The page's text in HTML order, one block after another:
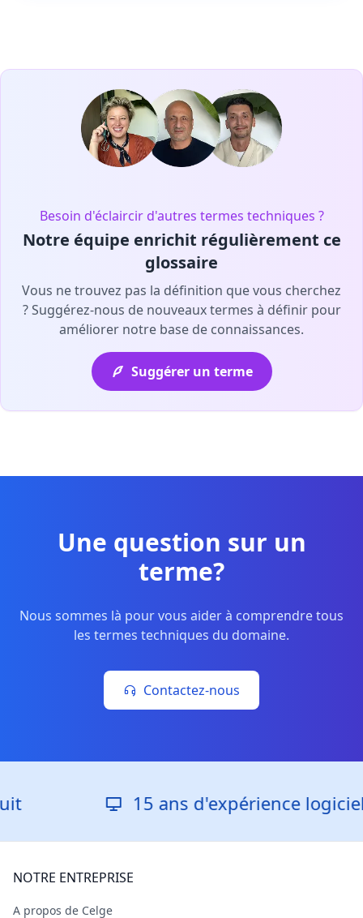
Besoin d'éclaircir d'autres termes techniques ?
Notre équipe enrichit régulièrement ce
glossaire
Vous ne trouvez pas la définition que vous cherchez
? Suggérez-nous de nouveaux termes à définir pour
améliorer notre base de connaissances.
Suggérer un terme
Une question sur un
terme?
Nous sommes là pour vous aider à comprendre tous
les termes techniques du domaine.
Contactez-nous
15 ans d'expérience logicielle
NOTRE ENTREPRISE
A propos de Celge